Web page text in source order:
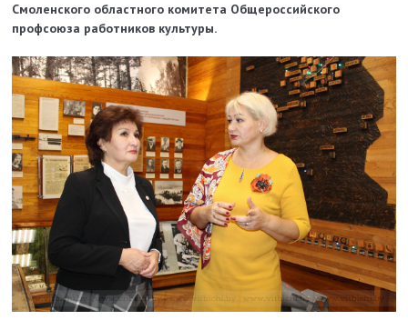
Смоленского областного комитета Общероссийского
профсоюза работников культуры.